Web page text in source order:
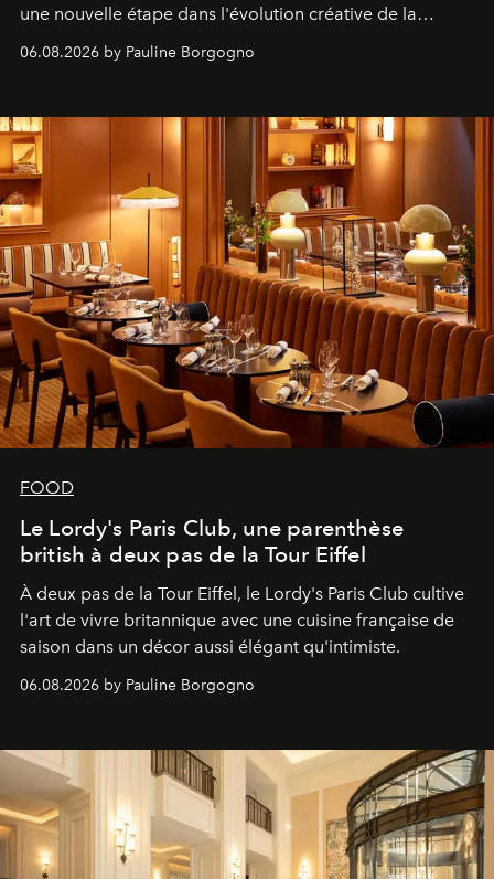
une nouvelle étape dans l'évolution créative de la
06.08.2026 by Pauline Borgogno
FOOD
Le Lordy's Paris Club, une parenthèse
british à deux pas de la Tour Eiffel
À deux pas de la Tour Eiffel, le Lordy's Paris Club cultive
l'art de vivre britannique avec une cuisine française de
saison dans un décor aussi élégant qu'intimiste.
06.08.2026 by Pauline Borgogno